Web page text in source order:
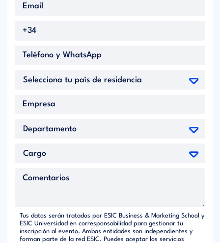
Tus datos serán tratados por ESIC Business & Marketing School y
ESIC Universidad en corresponsabilidad para gestionar tu
inscripción al evento. Ambas entidades son independientes y
forman parte de la red ESIC. Puedes aceptar los servicios